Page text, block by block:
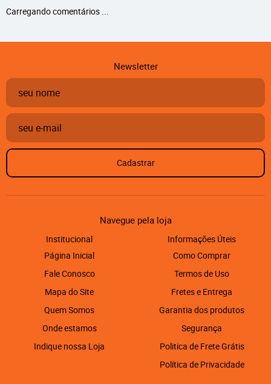
Carregando comentários ...
Newsletter
Cadastrar
Navegue pela loja
Institucional
Página Inicial
Fale Conosco
Mapa do Site
Quem Somos
Onde estamos
Indique nossa Loja
Informações Úteis
Como Comprar
Termos de Uso
Fretes e Entrega
Garantia dos produtos
Segurança
Politica de Frete Grátis
Política de Privacidade